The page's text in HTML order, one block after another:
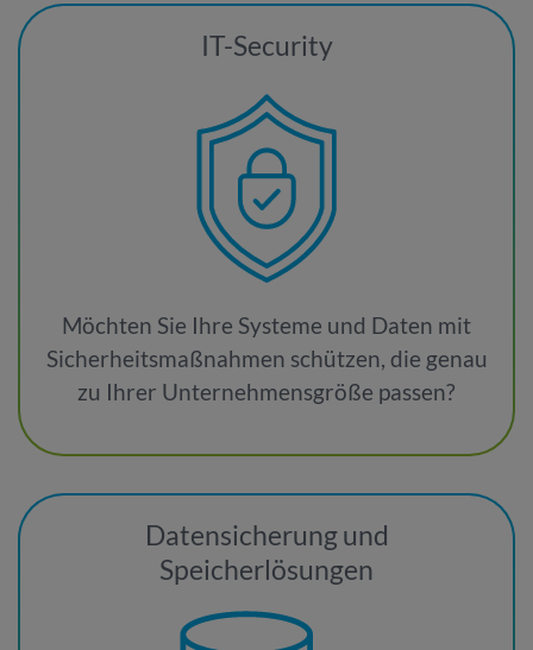
IT-Security
Möchten Sie Ihre Systeme und Daten mit
Sicherheitsmaßnahmen schützen, die genau
zu Ihrer Unternehmensgröße passen?
Datensicherung und
Speicherlösungen